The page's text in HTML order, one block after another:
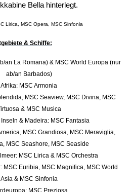
Bella hinterlegt.
Lirica, MSC Opera, MSC Sinfonia
& Schiffe:
an La Romana) & MSC World Europa (nur
ab/an Barbados)
Afrika: MSC Armonia
MSC Seaview, MSC Divina, MSC
& MSC Musica
& Madeira: MSC Fantasia
MSC Grandiosa, MSC Meraviglia,
MSC Seashore, MSC Seaside
MSC Lirica & MSC Orchestra
MSC Euribia, MSC Magnifica, MSC World
Asia & MSC Sinfonia
MSC Preziosa